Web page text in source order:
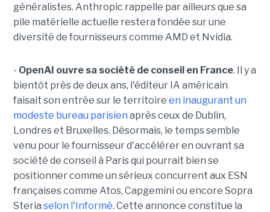
généralistes. Anthropic rappelle par ailleurs que sa
pile matérielle actuelle restera fondée sur une
diversité de fournisseurs comme AMD et Nvidia.
- OpenAI ouvre sa société de conseil en France. Il y a
bientôt près de deux ans, l'éditeur IA américain
faisait son entrée sur le territoire en inaugurant un
modeste bureau parisien après ceux de Dublin,
Londres et Bruxelles. Désormais, le temps semble
venu pour le fournisseur d'accélérer en ouvrant sa
société de conseil à Paris qui pourrait bien se
positionner comme un sérieux concurrent aux ESN
françaises comme Atos, Capgemini ou encore Sopra
Steria selon l'Informé. Cette annonce constitue la